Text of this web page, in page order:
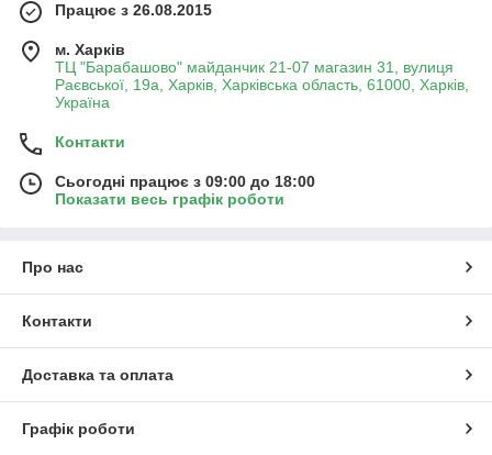
Працює з 26.08.2015
м. Харків
ТЦ "Барабашово" майданчик 21-07 магазин 31, вулиця
Раєвської, 19а, Харків, Харківська область, 61000, Харків,
Україна
Контакти
Сьогодні працює з 09:00 до 18:00
Показати весь графік роботи
Про нас
Контакти
Доставка та оплата
Графік роботи